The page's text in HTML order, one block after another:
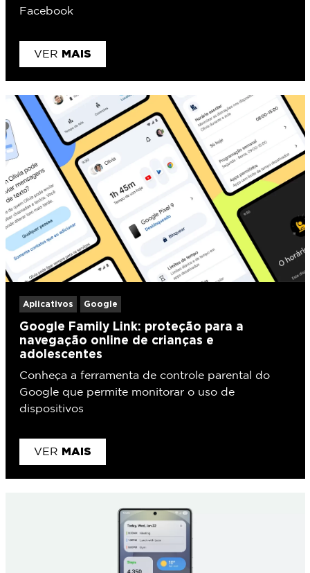
Facebook
VER MAIS
Aplicativos Google
Google Family Link: proteção para a
navegação online de crianças e
adolescentes
Conheça a ferramenta de controle parental do
Google que permite monitorar o uso de
dispositivos
VER MAIS